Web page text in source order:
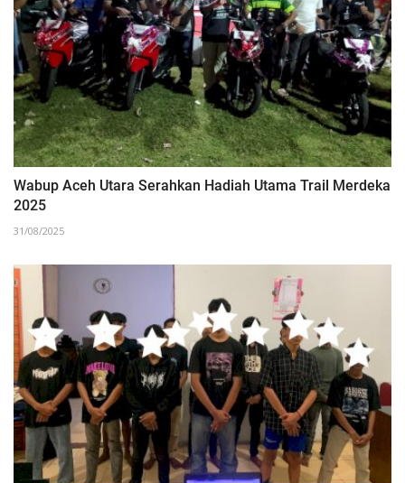
Wabup Aceh Utara Serahkan Hadiah Utama Trail Merdeka
2025
31/08/2025